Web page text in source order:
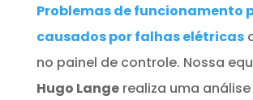
Problemas de funcionamento
causados por falhas elétricas
no painel de controle. Nossa
Hugo Langerealiza uma